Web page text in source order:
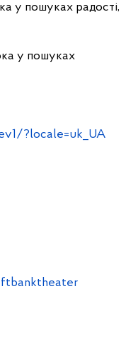
у пошуках радості,
у пошуках
?locale=uk_UA